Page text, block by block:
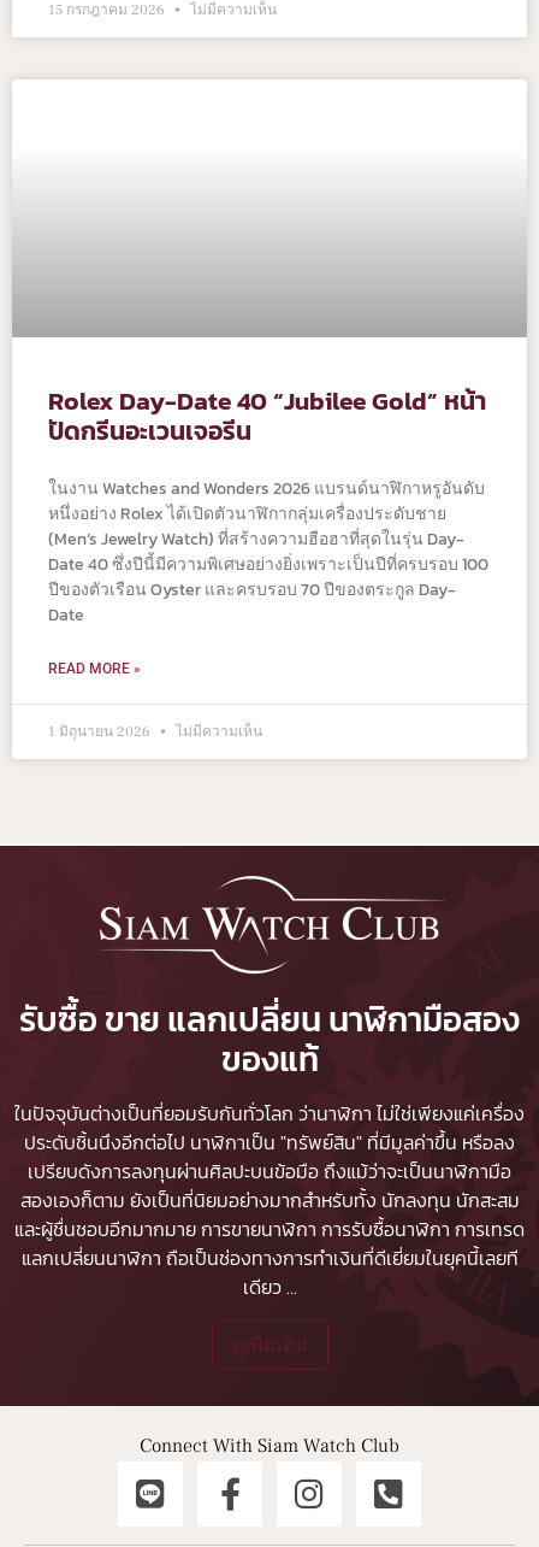
15 กรกฎาคม 2026 ไม่มีความเห็น
Rolex Day-Date 40 “Jubilee Gold” หน้า
ปัดกรีนอะเวนเจอรีน
ในงาน Watches and Wonders 2026 แบรนด์นาฬิกาหรูอันดับ
หนึ่งอย่าง Rolex ได้เปิดตัวนาฬิกากลุ่มเครื่องประดับชาย
(Men’s Jewelry Watch) ที่สร้างความฮือฮาที่สุดในรุ่น Day-
Date 40 ซึ่งปีนี้มีความพิเศษอย่างยิ่งเพราะเป็นปีที่ครบรอบ 100
ปีของตัวเรือน Oyster และครบรอบ 70 ปีของตระกูล Day-
Date
READ MORE »
1 มิถุนายน 2026 ไม่มีความเห็น
รับซื้อ ขาย แลกเปลี่ยน นาฬิกามือสอง
ของแท้
ในปัจจุบันต่างเป็นที่ยอมรับกันทั่วโลก ว่านาฬิกา ไม่ใช่เพียงแค่เครื่อง
ประดับชิ้นนึงอีกต่อไป นาฬิกาเป็น "ทรัพย์สิน" ที่มีมูลค่าขึ้น หรือลง
เปรียบดังการลงทุนผ่านศิลปะบนข้อมือ ถึงแม้ว่าจะเป็นนาฬิกามือ
สองเองก็ตาม ยังเป็นที่นิยมอย่างมากสำหรับทั้ง นักลงทุน นักสะสม
และผู้ชื่นชอบอีกมากมายการขายนาฬิกา การรับซื้อนาฬิกา การเทรด
แลกเปลี่ยนนาฬิกา ถือเป็นช่องทางการทำเงินที่ดีเยี่ยมในยุคนี้เลยที
เดียว...
ดูเพิ่มเติม
Connect With Siam Watch Club